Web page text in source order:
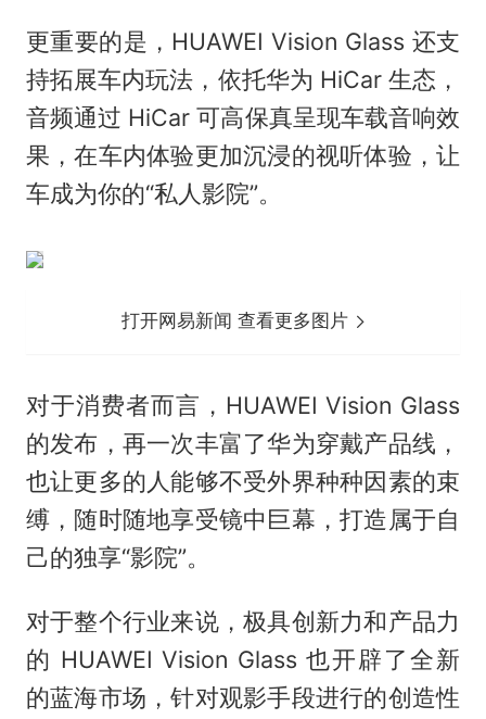
更重要的是，HUAWEI Vision Glass 还支
持拓展车内玩法，依托华为 HiCar 生态，
音频通过 HiCar 可高保真呈现车载音响效
果，在车内体验更加沉浸的视听体验，让
车成为你的“私人影院”。
打开网易新闻 查看更多图片
对于消费者而言，HUAWEI Vision Glass
的发布，再一次丰富了华为穿戴产品线，
也让更多的人能够不受外界种种因素的束
缚，随时随地享受镜中巨幕，打造属于自
己的独享“影院”。
对于整个行业来说，极具创新力和产品力
的 HUAWEI Vision Glass 也开辟了全新
的蓝海市场，针对观影手段进行的创造性